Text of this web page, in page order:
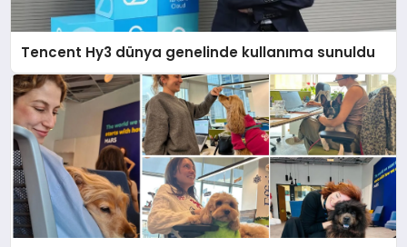
Tencent Hy3 dünya genelinde kullanıma sunuldu